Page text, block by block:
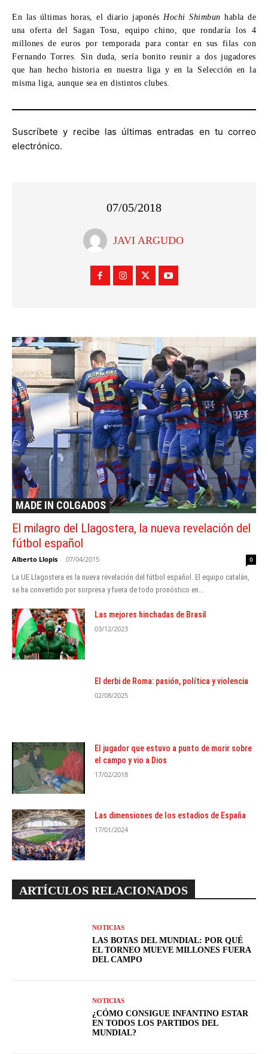
En las últimas horas, el diario japonés Hochi Shimbun habla de
una oferta del Sagan Tosu, equipo chino, que rondaría los 4
millones de euros por temporada para contar en sus filas con
Fernando Torres. Sin duda, sería bonito reunir a dos jugadores
que han hecho historia en nuestra liga y en la Selección en la
misma liga, aunque sea en distintos clubes.
Suscríbete y recibe las últimas entradas en tu correo
electrónico.
07/05/2018
JAVI ARGUDO
MADE IN COLGADOS
El milagro del Llagostera, la nueva revelación del
fútbol español
Alberto Llopis - 07/04/2015 0
La UE Llagostera es la nueva revelación del fútbol español. El equipo catalán,
se ha convertido por sorpresa y fuera de todo pronóstico en...
Las mejores hinchadas de Brasil
03/12/2023
El derbi de Roma: pasión, política y violencia
02/08/2025
El jugador que estuvo a punto de morir sobre
el campo y vio a Dios
17/02/2018
Las dimensiones de los estadios de España
17/01/2024
ARTÍCULOS RELACIONADOS
NOTICIAS
LAS BOTAS DEL MUNDIAL: POR QUÉ
EL TORNEO MUEVE MILLONES FUERA
DEL CAMPO
NOTICIAS
¿CÓMO CONSIGUE INFANTINO ESTAR
EN TODOS LOS PARTIDOS DEL
MUNDIAL?